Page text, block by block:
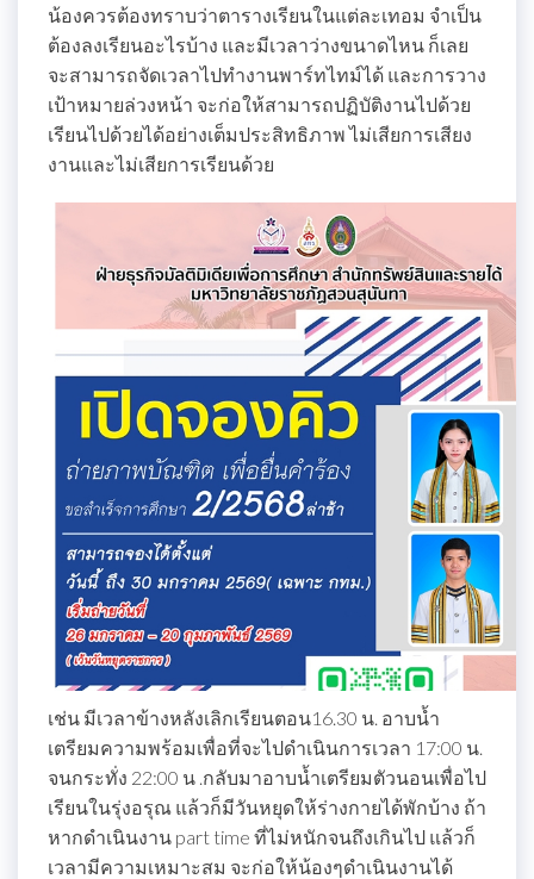
น้องควรต้องทราบว่าตารางเรียนในแต่ละเทอม จำเป็น
ต้องลงเรียนอะไรบ้าง และมีเวลาว่างขนาดไหน ก็เลย
จะสามารถจัดเวลาไปทำงานพาร์ทไทม์ได้ และการวาง
เป้าหมายล่วงหน้า จะก่อให้สามารถปฏิบัติงานไปด้วย
เรียนไปด้วยได้อย่างเต็มประสิทธิภาพ ไม่เสียการเสียง
งานและไม่เสียการเรียนด้วย
เช่น มีเวลาข้างหลังเลิกเรียนตอน16.30 น. อาบน้ำ
เตรียมความพร้อมเพื่อที่จะไปดำเนินการเวลา 17:00 น.
จนกระทั่ง 22:00 น .กลับมาอาบน้ำเตรียมตัวนอนเพื่อไป
เรียนในรุ่งอรุณ แล้วก็มีวันหยุดให้ร่างกายได้พักบ้าง ถ้า
หากดำเนินงาน part time ที่ไม่หนักจนถึงเกินไป แล้วก็
เวลามีความเหมาะสม จะก่อให้น้องๆดำเนินงานได้